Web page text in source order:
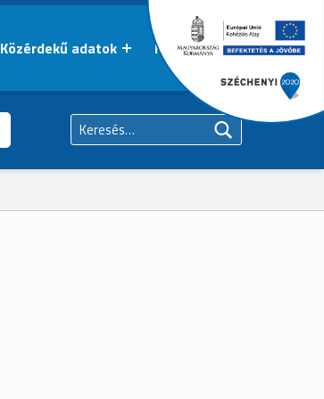
Közérdekű adatok Kapcsolat